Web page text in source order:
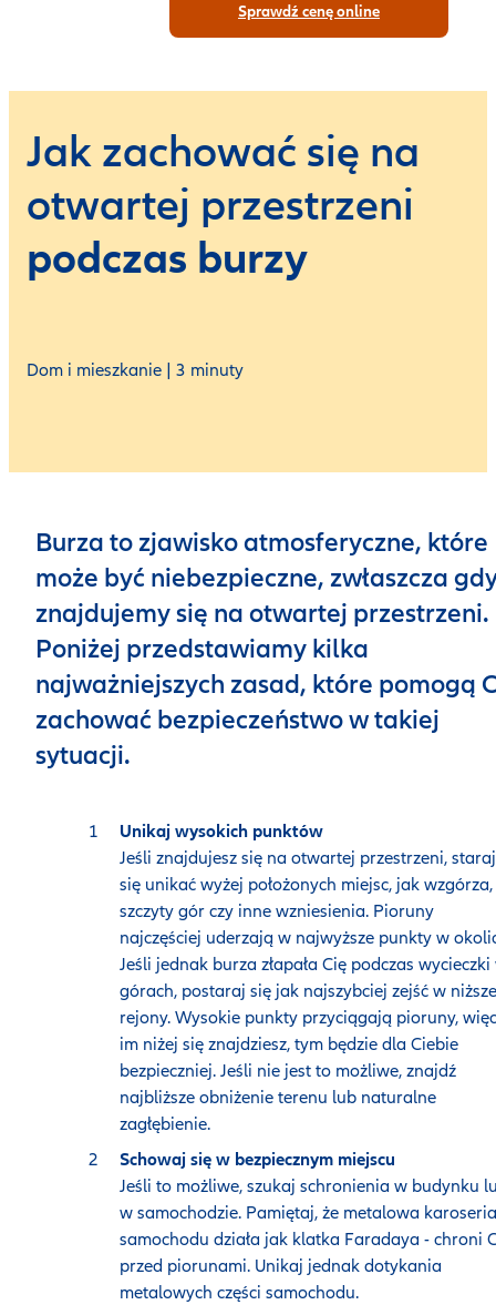
Sprawdź cenę online
Jak zachować się na
otwartej przestrzeni
podczas burzy
Dom i mieszkanie | 3 minuty
Burza to zjawisko atmosferyczne, które
może być niebezpieczne, zwłaszcza
znajdujemy się na otwartej przestrzeni.
Poniżej przedstawiamy kilka
najważniejszych zasad, które pomogą
zachować bezpieczeństwo w takiej
sytuacji.
Unikaj wysokich punktów
Jeśli znajdujesz się na otwartej przestrzeni, staraj
się unikać wyżej położonych miejsc, jak wzgórza,
szczyty gór czy inne wzniesienia. Pioruny
najczęściej uderzają w najwyższe punkty w
Jeśli jednak burza złapała Cię podczas wycieczki
górach, postaraj się jak najszybciej zejść w niższe
rejony. Wysokie punkty przyciągają pioruny, więc
im niżej się znajdziesz, tym będzie dla Ciebie
bezpieczniej. Jeśli nie jest to możliwe, znajdź
najbliższe obniżenie terenu lub naturalne
zagłębienie.
Schowaj się w bezpiecznym miejscu
Jeśli to możliwe, szukaj schronienia w budynku
w samochodzie. Pamiętaj, że metalowa karoseria
samochodu działa jak klatka Faradaya - chroni
przed piorunami. Unikaj jednak dotykania
metalowych części samochodu.